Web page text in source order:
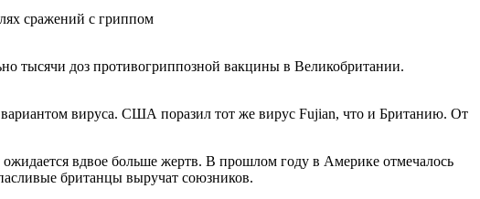
сражений с гриппом
тысячи доз противогриппозной вакцины в Великобритании.
вируса. США поразил тот же вирус Fujian, что и Британию. От
вдвое больше жертв. В прошлом году в Америке отмечалось
британцы выручат союзников.